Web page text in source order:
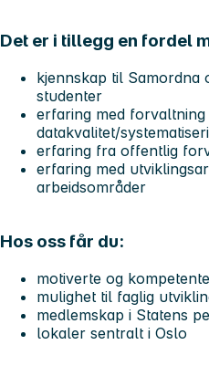
Det er i tillegg en fordel
kjennskap til
studenter
erfaring med forvaltning
datakvalitet/
erfaring fra offentlig
erfaring med
arbeidsområder
Hos oss får du:
motiverte og
mulighet til faglig
medlemskap i Statens
lokaler sentralt i Oslo